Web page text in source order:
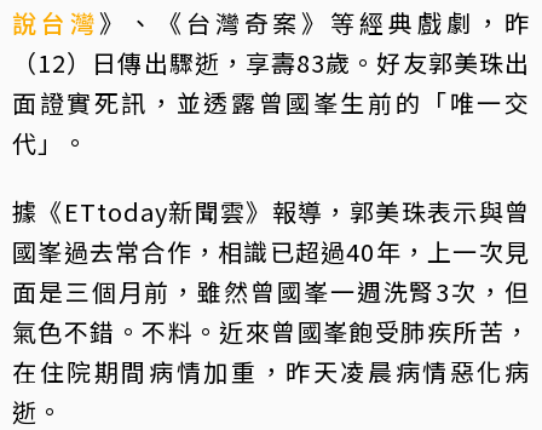
說台灣》、《台灣奇案》等經典戲劇，昨
（12）日傳出驟逝，享壽83歲。好友郭美珠出
面證實死訊，並透露曾國峯生前的「唯一交
代」。
據《ETtoday新聞雲》報導，郭美珠表示與曾
國峯過去常合作，相識已超過40年，上一次見
面是三個月前，雖然曾國峯一週洗腎3次，但
氣色不錯。不料。近來曾國峯飽受肺疾所苦，
在住院期間病情加重，昨天凌晨病情惡化病
逝。